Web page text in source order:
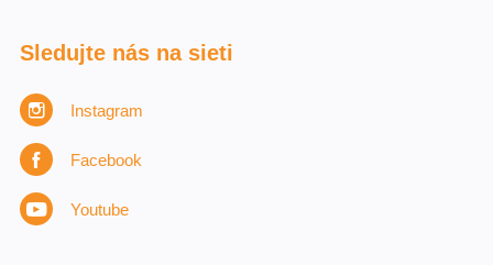
Sledujte nás na sieti
Instagram
Facebook
Youtube